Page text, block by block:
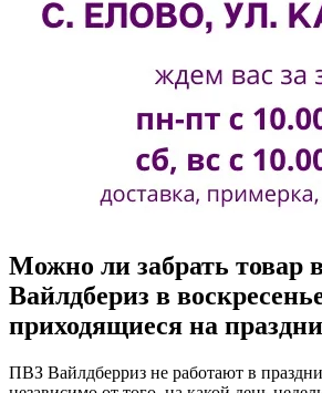
Можно ли забрать товар
Вайлдбериз в
приходящиеся на
ПВЗ Вайлдберриз не работают в